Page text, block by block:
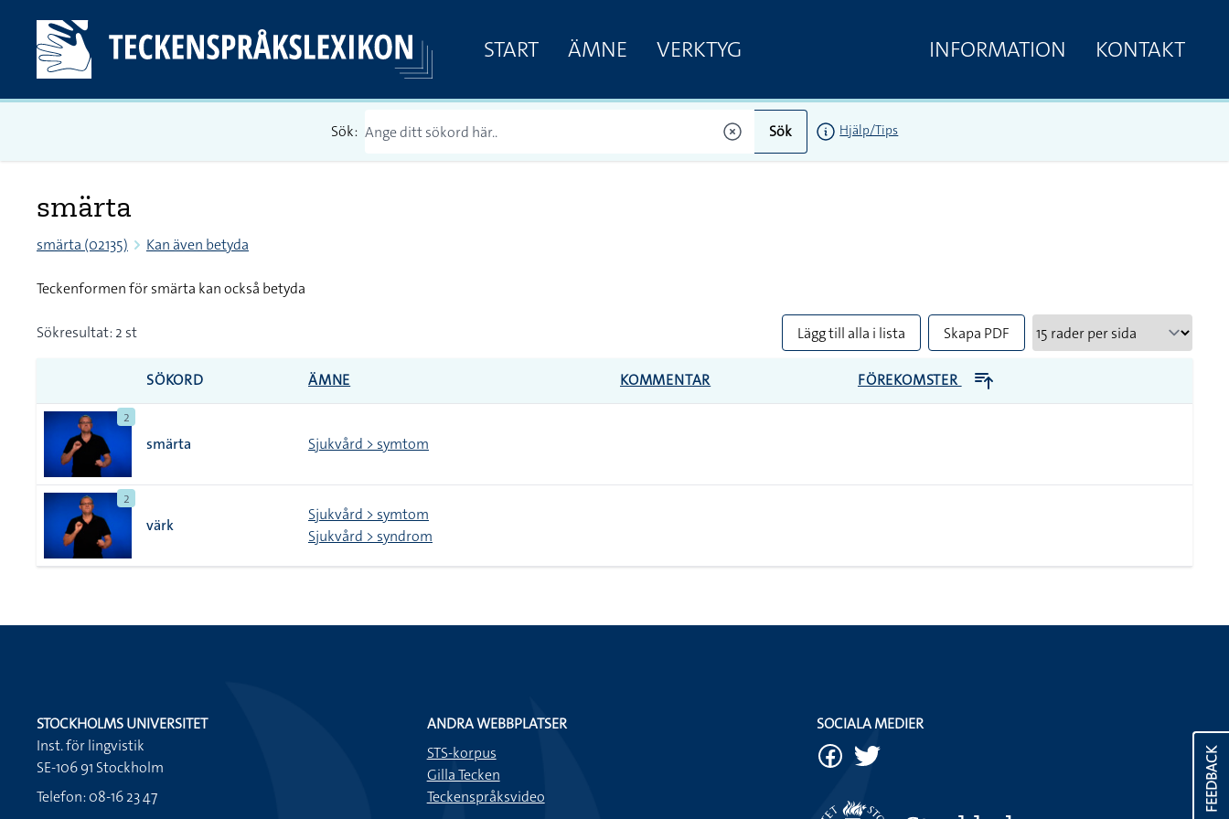
START ÄMNE VERKTYG INFORMATION KONTAKT
Sök: Sök Hjälp/Tips
smärta
smärta (02135) Kan även betyda
Teckenformen för smärta kan också betyda
Sökresultat: 2 st Lägg till alla i lista Skapa PDF
SÖKORD ÄMNE KOMMENTAR FÖREKOMSTER
2
smärta Sjukvård > symtom
2
värk
Sjukvård > symtom
Sjukvård > syndrom
FEEDBACK
STOCKHOLMS UNIVERSITET
Inst. för lingvistik
SE-106 91 Stockholm
Telefon: 08-16 23 47
ANDRA WEBBPLATSER
STS-korpus
Gilla Tecken
Teckenspråksvideo
SOCIALA MEDIER